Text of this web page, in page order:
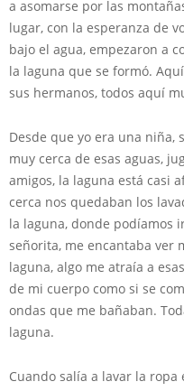
a asomarse por las
lugar, con la esperanza de
bajo el agua, empezaron a
la laguna que se formó.
sus hermanos, todos aquí
Desde que yo era una
muy cerca de esas aguas,
amigos, la laguna está casi
cerca nos quedaban los
la laguna, donde podíamos
señorita, me encantaba ver
laguna, algo me atraía a
de mi cuerpo como si se
ondas que me bañaban.
laguna.
Cuando salía a lavar la